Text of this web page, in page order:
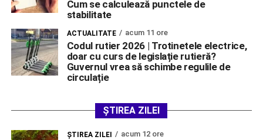
Cum se calculează punctele de
stabilitate
ACTUALITATE acum 11 ore
Codul rutier 2026 | Trotinetele electrice,
doar cu curs de legislație rutieră?
Guvernul vrea să schimbe regulile de
circulație
ȘTIREA ZILEI
ŞTIREA ZILEI acum 12 ore